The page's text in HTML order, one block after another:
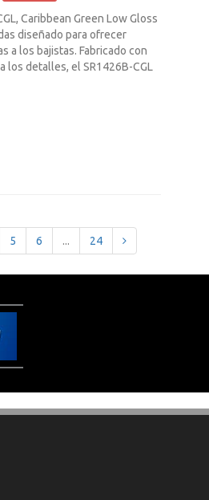
Caribbean Green Low Gloss
diseñado para ofrecer
a los bajistas. Fabricado con
los detalles, el SR1426B-CGL
5 6 ... 24